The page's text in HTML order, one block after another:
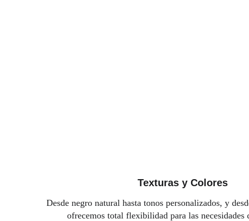
Texturas y Colores
Desde negro natural hasta tonos personalizados, y
ofrecemos total flexibilidad para las necesidades